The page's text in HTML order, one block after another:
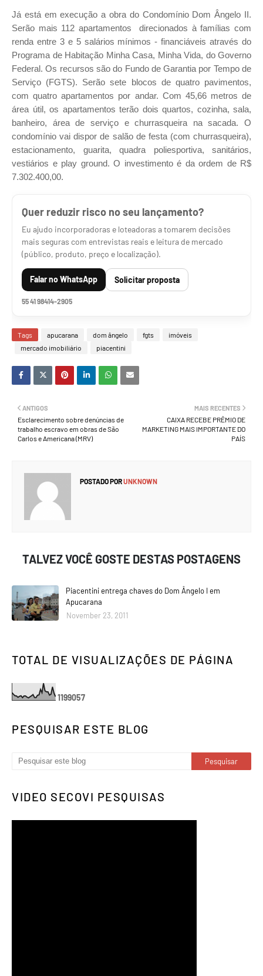
Já está em execução a obra do Condomínio Dom Ângelo II.
Serão mais 112 apartamentos direcionados à famílias com
renda entre 3 e 5 salários mínimos - financiáveis através do
Programa de Habitação Minha Casa, Minha Vida, do Governo
Federal. Os recursos são do Fundo de Garantia por Tempo de
Serviço (FGTS). Serão sete blocos de quatro pavimentos,
com quatro apartamentos por andar. Com 45,66 metros de
área útil, os apartamentos terão dois quartos, cozinha, sala,
banheiro, área de serviço e churrasqueira na sacada. O
condomínio vai dispor de salão de festa (com churrasqueira),
estacionamento, guarita, quadra poliesportiva, sanitários,
vestiários e play ground. O investimento é da ordem de R$
7.302.400,00.
Quer reduzir risco no seu lançamento?
Eu ajudo incorporadoras e loteadoras a tomarem decisões
mais seguras com entrevistas reais e leitura de mercado
(público, produto, preço e localização).
Falar no WhatsApp Solicitar proposta
55 41 98414-2905
Tags apucarana dom ângelo fgts
imóveis
mercado imobiliário
piacentini
MAIS RECENTES
CAIXA RECEBE PRÊMIO DE
MARKETING MAIS IMPORTANTE DO
PAÍS
ANTIGOS
Esclarecimento sobre denúncias de
trabalho escravo em obras de São
Carlos e Americana (MRV)
POSTADO PORUNKNOWN
TALVEZ VOCÊ GOSTE DESTAS POSTAGENS
Piacentini entrega chaves do Dom Ângelo I em
Apucarana
November 23, 2011
TOTAL DE VISUALIZAÇÕES DE PÁGINA
1199057
PESQUISAR ESTE BLOG
VIDEO SECOVI PESQUISAS